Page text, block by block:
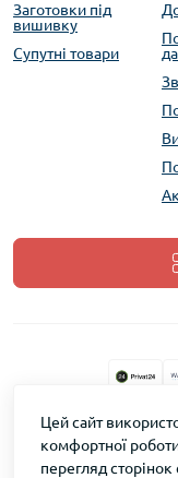
Заготовки під
вишивку
Супутні товари
Цей сайт
комфортної
перегляд